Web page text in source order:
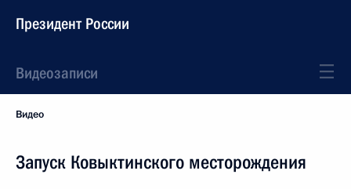
Президент России
Видеозаписи
Видео
Запуск Ковыктинского месторождения